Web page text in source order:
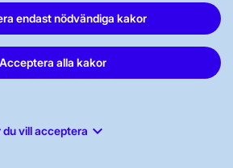
endast nödvändiga kakor
Acceptera alla kakor
vill acceptera keyboard_arrow_down
4284